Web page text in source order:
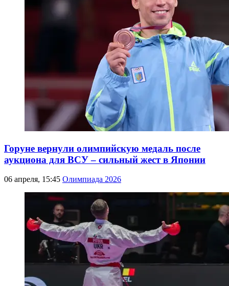
Горуне вернули олимпийскую медаль после
аукциона для ВСУ – сильный жест в Японии
06 апреля, 15:45 Олимпиада 2026